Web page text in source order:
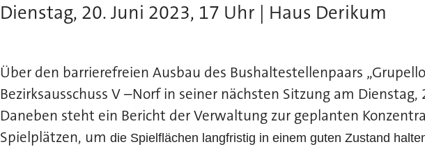
Dienstag, 20. Juni 2023, 17 Uhr | Haus Derikum
Über den barrierefreien Ausbau des Bushaltestellenpaars
Bezirksausschuss V –Norf in seiner nächsten Sitzung am Dienstag,
Daneben steht ein Bericht der Verwaltung zur geplanten
Spielplätzen, um die Spielflächen langfristig in einem guten Zustand hal